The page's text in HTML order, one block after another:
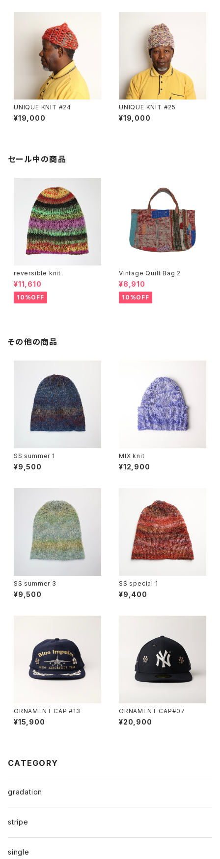
UNIQUE KNIT #24
¥19,000
UNIQUE KNIT #25
¥19,000
セール中の商品
reversible knit
¥11,610
10%OFF
Vintage Quilt Bag 2
¥8,910
10%OFF
その他の商品
SS summer 1
¥9,500
MIX knit
¥12,900
SS summer 3
¥9,500
SS special 1
¥9,400
ORNAMENT CAP #13
¥15,900
ORNAMENT CAP#07
¥20,900
CATEGORY
gradation
stripe
single